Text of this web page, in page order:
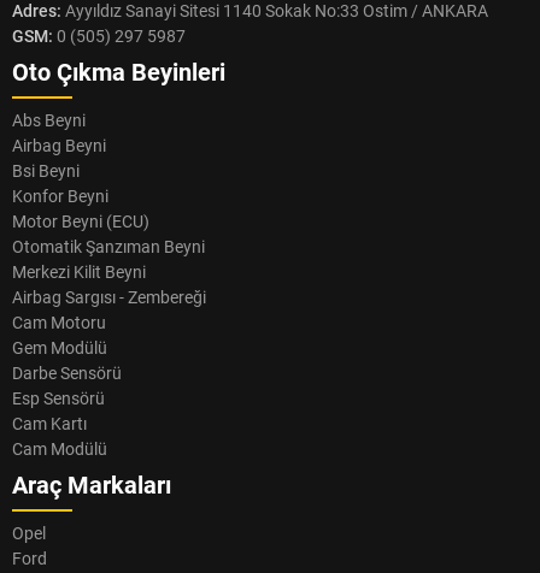
Adres: Ayyıldız Sanayi Sitesi 1140 Sokak No:33 Ostim / ANKARA
GSM: 0 (505) 297 5987
Oto Çıkma Beyinleri
Abs Beyni
Airbag Beyni
Bsi Beyni
Konfor Beyni
Motor Beyni (ECU)
Otomatik Şanzıman Beyni
Merkezi Kilit Beyni
Airbag Sargısı - Zembereği
Cam Motoru
Gem Modülü
Darbe Sensörü
Esp Sensörü
Cam Kartı
Cam Modülü
Araç Markaları
Opel
Ford